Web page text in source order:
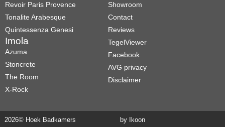
Revoir Paris Provence
Tonalite Arabesque
Quintessenza Genesi
Imola
Azuma
Stoncrete
The Room
X-Rock
Showroom
Contact
Reviews
TegelViewer
Facebook
AVG privacy
Disclaimer
2026© Hoek Badkamers by Ikoon